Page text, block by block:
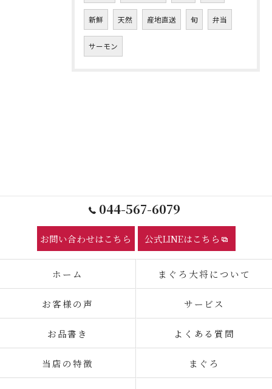
新鮮 天然 産地直送 旬 弁当
サーモン
044-567-6079
お問い合わせはこちら 公式LINEはこちら
ホーム まぐろ大将について
お客様の声 サービス
お品書き よくある質問
当店の特徴 まぐろ